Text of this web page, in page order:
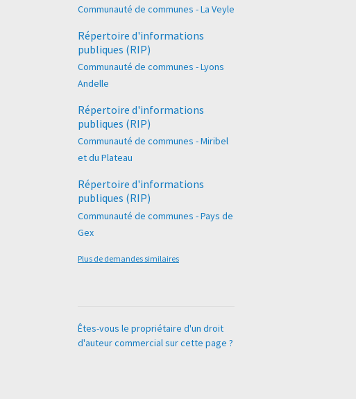
Communauté de communes - La Veyle
Répertoire d'informations
publiques (RIP)
Communauté de communes - Lyons
Andelle
Répertoire d'informations
publiques (RIP)
Communauté de communes - Miribel
et du Plateau
Répertoire d'informations
publiques (RIP)
Communauté de communes - Pays de
Gex
Plus de demandes similaires
Êtes-vous le propriétaire d'un droit
d'auteur commercial sur cette page ?